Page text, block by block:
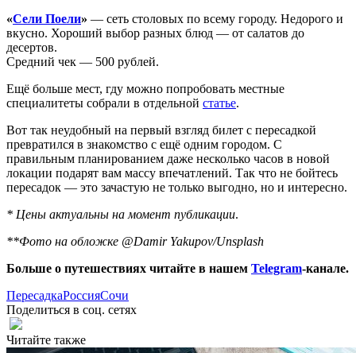
«Сели Поели» — сеть столовых по всему городу. Недорого и
вкусно. Хороший выбор разных блюд — от салатов до
десертов.
Средний чек — 500 рублей.
Ещё больше мест, гду можно попробовать местные
специалитеты собрали в отдельной статье.
Вот так неудобный на первый взгляд билет с пересадкой
превратился в знакомство с ещё одним городом. С
правильным планированием даже несколько часов в новой
локации подарят вам массу впечатлений. Так что не бойтесь
пересадок — это зачастую не только выгодно, но и интересно.
* Цены актуальны на момент публикации.
**Фото на обложке @Damir Yakupov/Unsplash
Больше о путешествиях читайте в нашем Telegram-канале.
ПересадкаРоссияСочи
Поделиться в соц. сетях
Читайте также